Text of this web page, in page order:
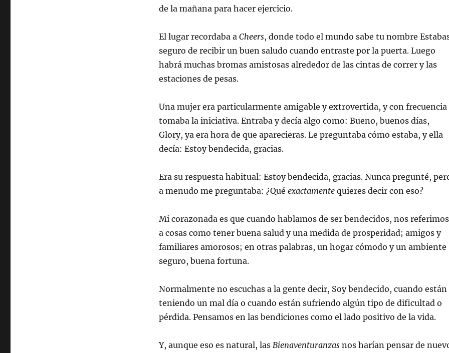
de la mañana para hacer ejercicio.
El lugar recordaba a Cheers, donde todo el mundo sabe tu nombre
seguro de recibir un buen saludo cuando entraste por la puerta. Luego
habrá muchas bromas amistosas alrededor de las cintas de correr y las
estaciones de pesas.
Una mujer era particularmente amigable y extrovertida, y con frecuencia
tomaba la iniciativa. Entraba y decía algo como: Bueno, buenos días,
Glory, ya era hora de que aparecieras. Le preguntaba cómo estaba, y ella
decía: Estoy bendecida, gracias.
Era su respuesta habitual: Estoy bendecida, gracias. Nunca pregunté,
a menudo me preguntaba: ¿Qué exactamentequieres decir con eso?
Mi corazonada es que cuando hablamos de ser bendecidos, nos referimos
a cosas como tener buena salud y una medida de prosperidad; amigos y
familiares amorosos; en otras palabras, un hogar cómodo y un ambiente
seguro, buena fortuna.
Normalmente no escuchas a la gente decir, Soy bendecido, cuando están
teniendo un mal día o cuando están sufriendo algún tipo de dificultad o
pérdida. Pensamos en las bendiciones como el lado positivo de la vida.
Y, aunque eso es natural, las Bienaventuranzasnos harían pensar de